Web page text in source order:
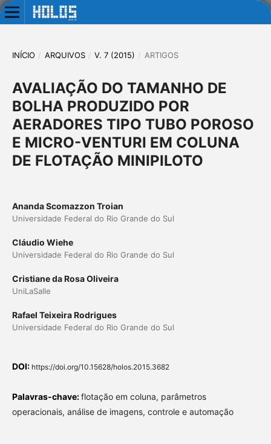
INÍCIO / ARQUIVOS / V. 7 (2015) / ARTIGOS
AVALIAÇÃO DO TAMANHO DE
BOLHA PRODUZIDO POR
AERADORES TIPO TUBO POROSO
E MICRO-VENTURI EM COLUNA
DE FLOTAÇÃO MINIPILOTO
Ananda Scomazzon Troian
Universidade Federal do Rio Grande do Sul
Cláudio Wiehe
Universidade Federal do Rio Grande do Sul
Cristiane da Rosa Oliveira
UniLaSalle
Rafael Teixeira Rodrigues
Universidade Federal do Rio Grande do Sul
DOI: https://doi.org/10.15628/holos.2015.3682
Palavras-chave:flotação em coluna, parâmetros
operacionais, análise de imagens, controle e automação